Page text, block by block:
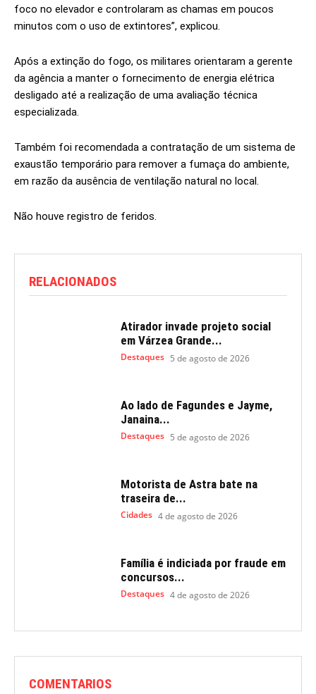
foco no elevador e controlaram as chamas em poucos
minutos com o uso de extintores”, explicou.
Após a extinção do fogo, os militares orientaram a gerente
da agência a manter o fornecimento de energia elétrica
desligado até a realização de uma avaliação técnica
especializada.
Também foi recomendada a contratação de um sistema de
exaustão temporário para remover a fumaça do ambiente,
em razão da ausência de ventilação natural no local.
Não houve registro de feridos.
RELACIONADOS
Atirador invade projeto social
em Várzea Grande...
Destaques 5 de agosto de 2026
Ao lado de Fagundes e Jayme,
Janaina...
Destaques 5 de agosto de 2026
Motorista de Astra bate na
traseira de...
Cidades 4 de agosto de 2026
Família é indiciada por fraude em
concursos...
Destaques 4 de agosto de 2026
COMENTARIOS